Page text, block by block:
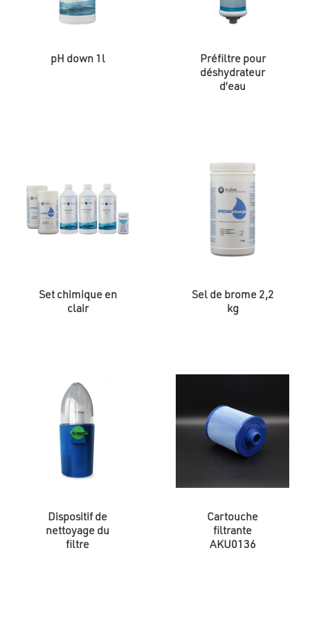
pH down 1l
Préfiltre pour
déshydrateur
d’eau
Set chimique en
clair
Sel de brome 2,2
kg
Dispositif de
nettoyage du
filtre
Cartouche
filtrante
AKU0136